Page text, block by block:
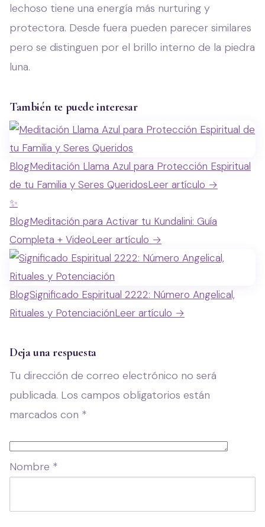
lechoso tiene una energía más nurturing y
protectora. Desde fuera pueden parecer similares
pero se distinguen por el brillo interno de la piedra
luna.
También te puede interesar
BlogMeditación Llama Azul para Protección Espiritual
de tu Familia y Seres QueridosLeer artículo →
✨
BlogMeditación para Activar tu Kundalini: Guía
Completa + VideoLeer artículo →
BlogSignificado Espiritual 2222: Número Angelical,
Rituales y PotenciaciónLeer artículo →
Deja una respuesta
Tu dirección de correo electrónico no será
publicada. Los campos obligatorios están
marcados con *
Nombre *